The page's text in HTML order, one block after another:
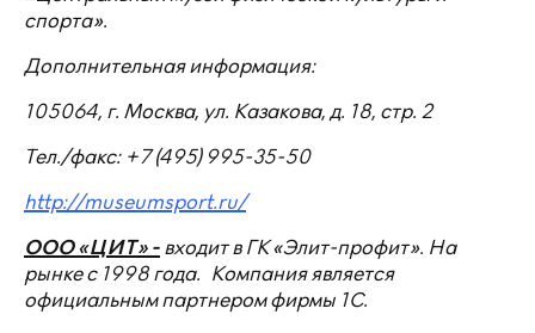
спорта».
Дополнительная информация:
105064, г. Москва, ул. Казакова, д. 18, стр. 2
Тел./факс: +7 (495) 995-35-50
http://museumsport.ru/
ООО «ЦИТ» - входит в ГК «Элит-профит». На
рынке с 1998 года. Компания является
официальным партнером фирмы 1С.